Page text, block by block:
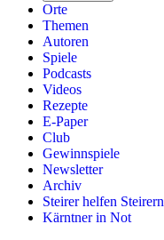
Orte
Themen
Autoren
Spiele
Podcasts
Videos
Rezepte
E-Paper
Club
Gewinnspiele
Newsletter
Archiv
Steirer helfen Steirern
Kärntner in Not